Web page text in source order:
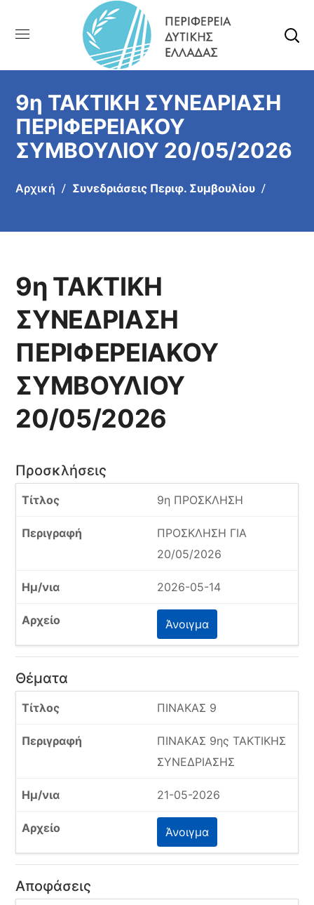
9η ΤΑΚΤΙΚΗ ΣΥΝΕΔΡΙΑΣΗ
ΠΕΡΙΦΕΡΕΙΑΚΟΥ
ΣΥΜΒΟΥΛΙΟΥ 20/05/2026
Αρχική Συνεδριάσεις Περιφ. Συμβουλίου
9η ΤΑΚΤΙΚΗ
ΣΥΝΕΔΡΙΑΣΗ
ΠΕΡΙΦΕΡΕΙΑΚΟΥ
ΣΥΜΒΟΥΛΙΟΥ
20/05/2026
Προσκλήσεις
9η ΠΡΟΣΚΛΗΣΗ
ΠΡΟΣΚΛΗΣΗ ΓΙΑ
20/05/2026
2026-05-14
Άνοιγμα
Θέματα
ΠΙΝΑΚΑΣ 9
ΠΙΝΑΚΑΣ 9ης ΤΑΚΤΙΚΗΣ
ΣΥΝΕΔΡΙΑΣΗΣ
21-05-2026
Άνοιγμα
Αποφάσεις